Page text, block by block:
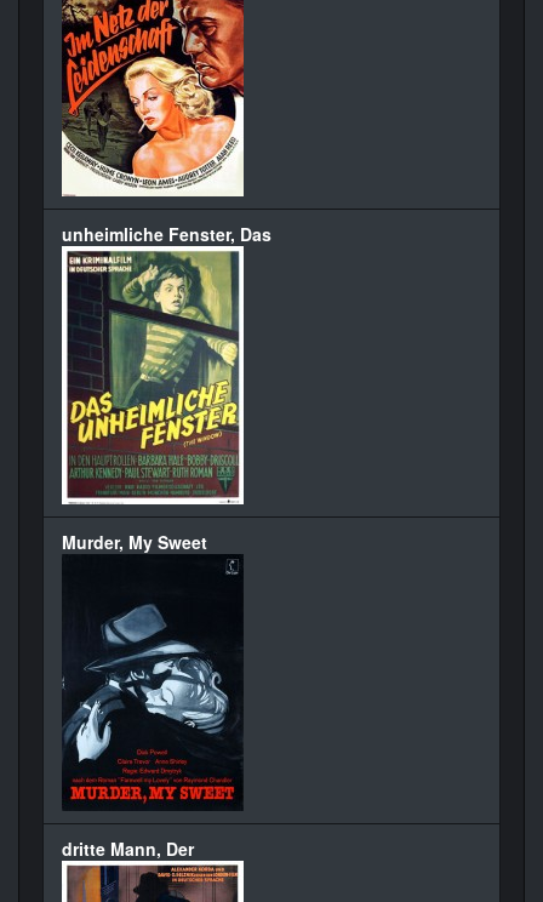
unheimliche Fenster, Das
Murder, My Sweet
dritte Mann, Der